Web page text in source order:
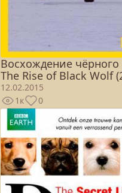
Восхождение чёрного
The Rise of Black Wolf
12.02.2015
1к
0